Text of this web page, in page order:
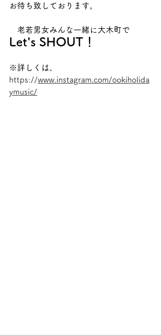
お待ち致しております。
老若男女みんな一緒に大木町で
Let's SHOUT！
※詳しくは、
https://www.instagram.com/ookiholida
ymusic/